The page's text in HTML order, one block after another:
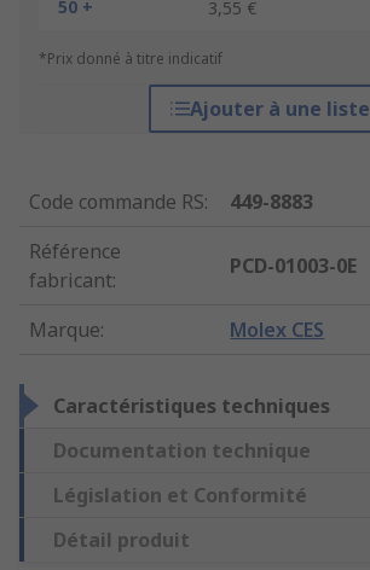
50 +
3,55 €
*Prix donné à titre indicatif
Ajouter à une liste
Code commande RS:
449-8883
Référence
fabricant:
PCD-01003-0E
Marque: Molex CES
Caractéristiques techniques
Documentation technique
Législation et Conformité
Détail produit